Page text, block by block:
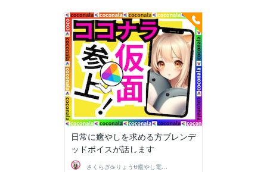
日常に癒やしを求める方ブレンデ
ッドボイスが話します
さくらぎ☕りょう⛎癒やし電話相談サロン